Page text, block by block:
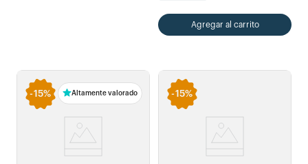
Agregar al carrito
-15% Altamente valorado -15%